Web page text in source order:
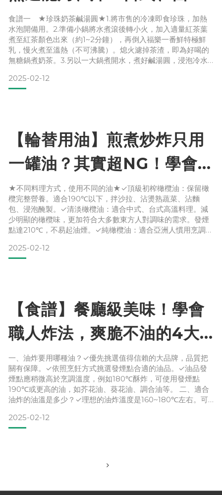
吃法＋煮湯圓秘訣，趕快學
起來！
食譜一 ★珍珠奶茶鹹湯圓★1.將市售的冷凍即食珍珠，加熱
水泡開備用。2.準備小鍋將水煮滾後轉小火，加入適量紅茶葉
煮至紅茶顏色出來（約1~2分鐘），再倒入福樂一番鮮特極鮮
乳，慢火煮至溫熱（不可沸騰）。熄火濾掉茶渣，即為好喝的
無糖鍋煮奶茶。3.另以一大鍋煮開水，煮好鹹湯圓，浸泡冷水
米、肉絲、茼蒿、芹菜等想吃的食材。4.倒入無糖鍋煮奶茶、
即食珍珠、鹹湯圓，加熱至溫熱（鮮乳不可煮至沸騰），以鹽
2025-02-12
【輪替用油】煎煮炒炸只用
一罐油？其實超NG！學會
正確食用油技巧，讓料理更
鮮美！
★不同料理方式，使用不同的油★✓頂級初榨橄欖油：保留橄
欖完整營養。適合190℃以下，拌沙拉、沾燙熟蔬菜、沾麵
包、浸泡醃製。✓清淡橄欖油：適合中式、台式高溫料理。減
少明顯的橄欖味，更加符合大多數東方人對調味的需求。發煙
點達210℃，不易起油煙。✓純橄欖油：適合亞洲人慣用烹調方
材營養健康，將多樣食材融合得恰到好處。✓葡萄籽油：提供
葡萄籽豐富的營養元素，如花青素和人體無法自行合成的亞麻
2025-02-12
【食譜】餐廳級美味！學會
職人炸法，爽脆不油的4大
重點＋3款美味炸物食譜！
一、油炸要用哪種油？✓優先挑選值得信賴的大品牌，品質把
關有保障。✓依照烹飪方式挑選發煙點合適的油品。✓油品發
煙點應稍微高於烹調溫度，例如180℃酥炸，可使用發煙點
190℃或更高的油，如芥花油、葵花油、調合油等。 二、適合
油炸的油溫是多少？✓理想的油炸溫度是160~180℃左右。可
油鍋中測試。✓若下鍋沒沉到底，立刻浮起來，表示油溫夠
了。✓如果麵團塊等了2、3秒才浮起來，那油溫還不夠要再等
2025-02-12